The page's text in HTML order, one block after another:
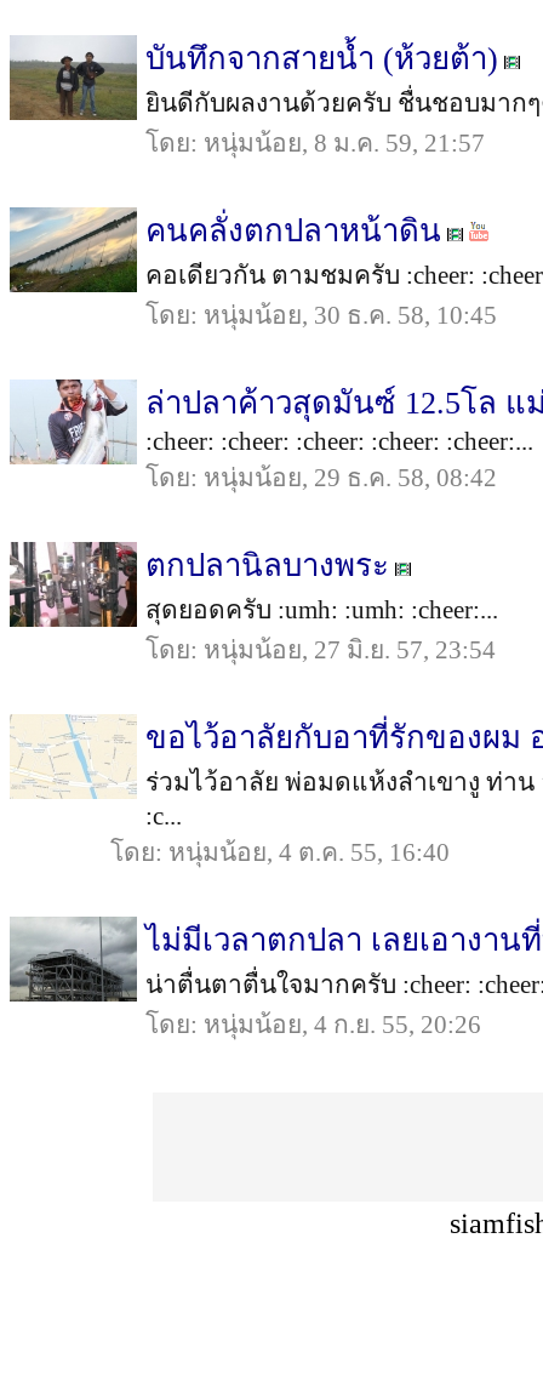
บันทึกจากสายน้ำ (ห้วยต้า)
ยินดีกับผลงานด้วยครับ ชื่นชอบมากๆ
โดย: หนุ่มน้อย, 8 ม.ค. 59, 21:57
คนคลั่งตกปลาหน้าดิน
คอเดียวกัน ตามชมครับ :cheer:
โดย: หนุ่มน้อย, 30 ธ.ค. 58, 10:45
ล่าปลาค้าวสุดมันซ์ 12.5โล แ
:cheer: :cheer: :cheer: :cheer: :cheer:...
โดย: หนุ่มน้อย, 29 ธ.ค. 58, 08:42
ตกปลานิลบางพระ
สุดยอดครับ :umh: :umh: :cheer:...
โดย: หนุ่มน้อย, 27 มิ.ย. 57, 23:54
ขอไว้อาลัยกับอาที่รักของผม
ร่วมไว้อาลัย พ่อมดแห้งลำเขางู ท่า
:c...
โดย: หนุ่มน้อย, 4 ต.ค. 55, 16:40
ไม่มีเวลาตกปลา เลยเอางา
น่าตื่นตาตื่นใจมากครับ :cheer:
โดย: หนุ่มน้อย, 4 ก.ย. 55, 20:26